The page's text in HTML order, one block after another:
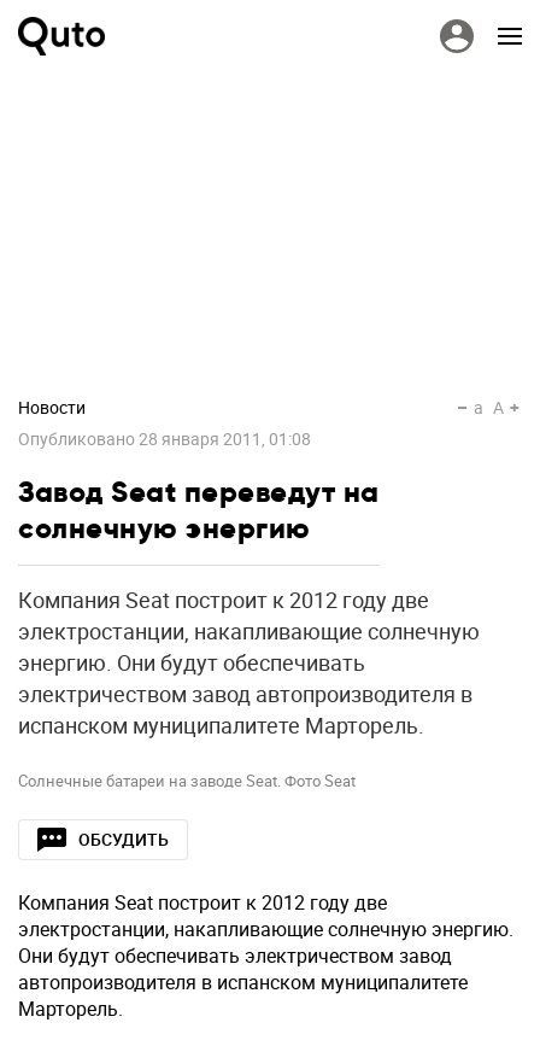
Новости
Опубликовано28 января 2011, 01:08
a A
Завод Seat переведут на
солнечную энергию
Компания Seat построит к 2012 году две
электростанции, накапливающие солнечную
энергию. Они будут обеспечивать
электричеством завод автопроизводителя в
испанском муниципалитете Марторель.
Солнечные батареи на заводе Seat. Фото Seat
ОБСУДИТЬ
Компания Seat построит к 2012 году две
электростанции, накапливающие солнечную энергию.
Они будут обеспечивать электричеством завод
автопроизводителя в испанском муниципалитете
Марторель.